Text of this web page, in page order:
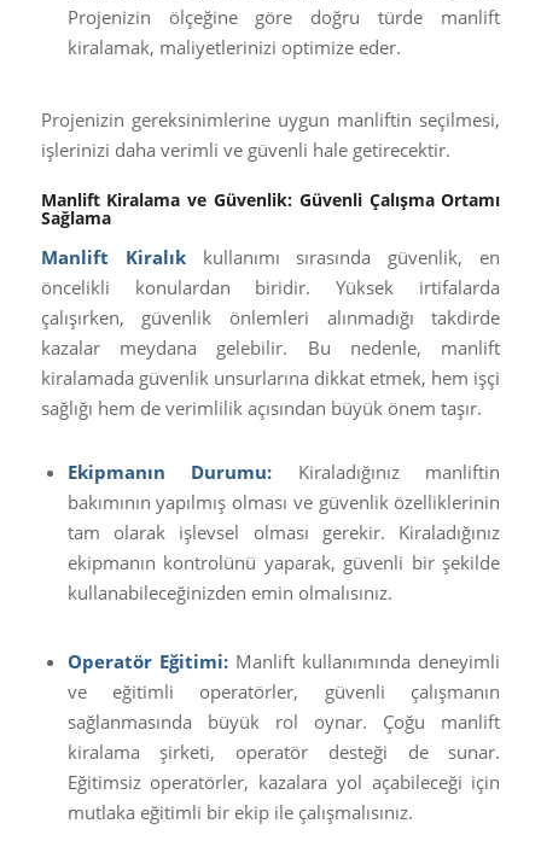
Projenizin ölçeğine göre doğru türde manlift
kiralamak, maliyetlerinizi optimize eder.
Projenizin gereksinimlerine uygun manliftin seçilmesi,
işlerinizi daha verimli ve güvenli hale getirecektir.
Manlift Kiralama ve Güvenlik: Güvenli Çalışma Ortamı
Sağlama
Manlift Kiralıkkullanımı sırasında güvenlik, en
öncelikli konulardan biridir. Yüksek irtifalarda
çalışırken, güvenlik önlemleri alınmadığı takdirde
kazalar meydana gelebilir. Bu nedenle, manlift
kiralamada güvenlik unsurlarına dikkat etmek, hem işçi
sağlığı hem de verimlilik açısından büyük önem taşır.
Ekipmanın Durumu: Kiraladığınız manliftin
bakımının yapılmış olması ve güvenlik özelliklerinin
tam olarak işlevsel olması gerekir. Kiraladığınız
ekipmanın kontrolünü yaparak, güvenli bir şekilde
kullanabileceğinizden emin olmalısınız.
Operatör Eğitimi:Manlift kullanımında deneyimli
ve eğitimli operatörler, güvenli çalışmanın
sağlanmasında büyük rol oynar. Çoğu manlift
kiralama şirketi, operatör desteği de sunar.
Eğitimsiz operatörler, kazalara yol açabileceği için
mutlaka eğitimli bir ekip ile çalışmalısınız.